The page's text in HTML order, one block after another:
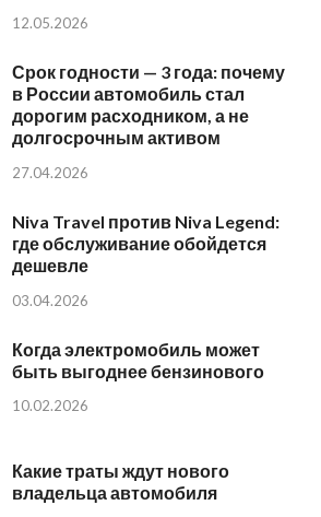
12.05.2026
Срок годности — 3 года: почему
в России автомобиль стал
дорогим расходником, а не
долгосрочным активом
27.04.2026
Niva Travel против Niva Legend:
где обслуживание обойдется
дешевле
03.04.2026
Когда электромобиль может
быть выгоднее бензинового
10.02.2026
Какие траты ждут нового
владельца автомобиля